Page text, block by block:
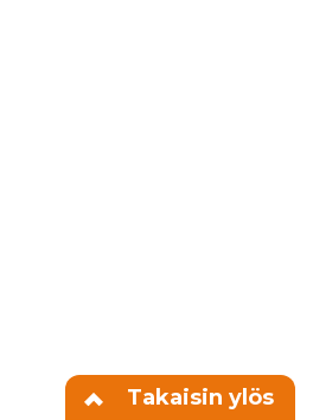
Takaisin ylös